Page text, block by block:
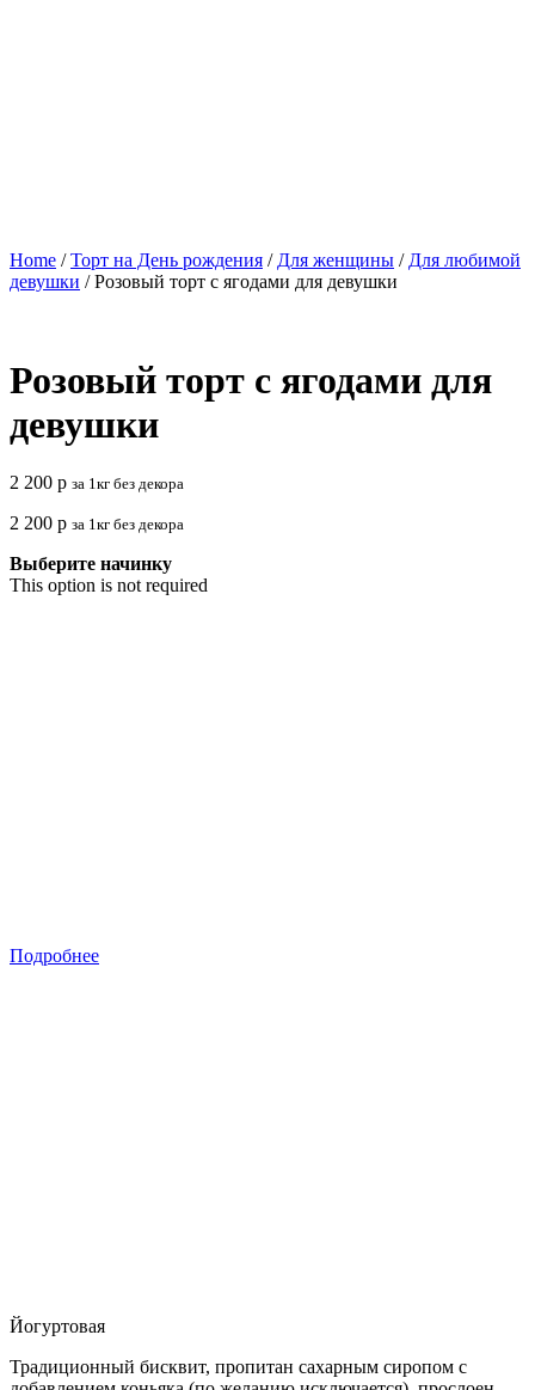
Home /Торт на День рождения / Для женщины / Для любимой
девушки / Розовый торт с ягодами для девушки
Розовый торт с ягодами для
девушки
2 200 р за 1кг без декора
2 200 р за 1кг без декора
Выберите начинку
This option is not required
Подробнее
Йогуртовая
Традиционный бисквит, пропитан сахарным сиропом с